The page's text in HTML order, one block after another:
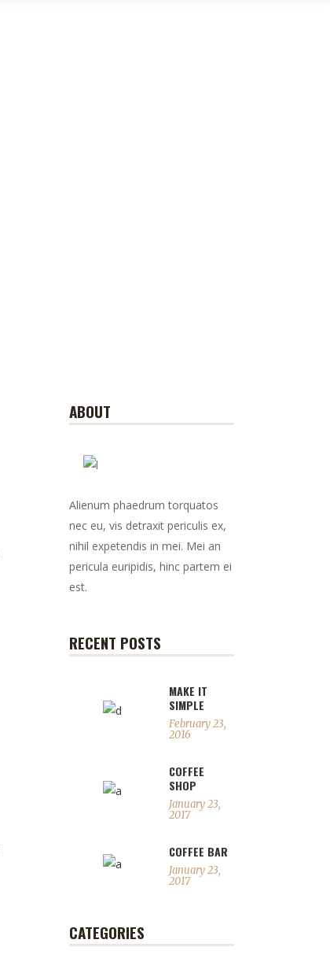
ABOUT
Alienum phaedrum torquatos
nec eu, vis detraxit periculis ex,
nihil expetendis in mei. Mei an
pericula euripidis, hinc partem ei
est.
RECENT POSTS
MAKE IT
SIMPLE
February 23,
2016
COFFEE
SHOP
January 23,
2017
COFFEE BAR
January 23,
2017
CATEGORIES